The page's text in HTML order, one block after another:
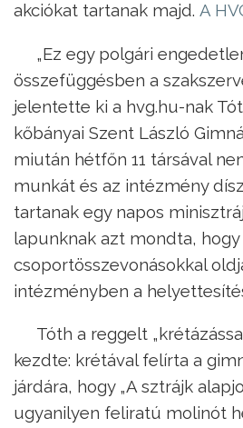
akciókat tartanak majd. A
„Ez egy polgári
összefüggésben a
jelentette ki a hvg.hu-nak
kőbányai Szent László
miután hétfőn 11 társával
munkát és az intézmény
tartanak egy napos
lapunknak azt mondta,
csoportösszevonásokkal
intézményben a
Tóth a reggelt
kezdte: krétával felírta a
járdára, hogy „A sztrájk
ugyanilyen feliratú molinót